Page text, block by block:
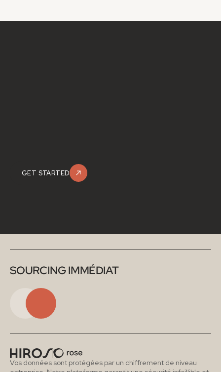
GET STARTED
SOURCING IMMÉDIAT
Vos données sont protégées par un chiffrement de niveau